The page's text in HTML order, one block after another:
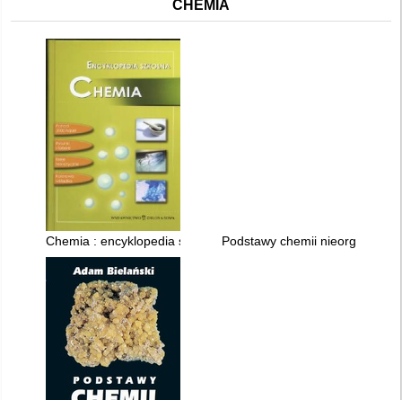
CHEMIA
Chemia : encyklopedia szkolna Podstawy chemii